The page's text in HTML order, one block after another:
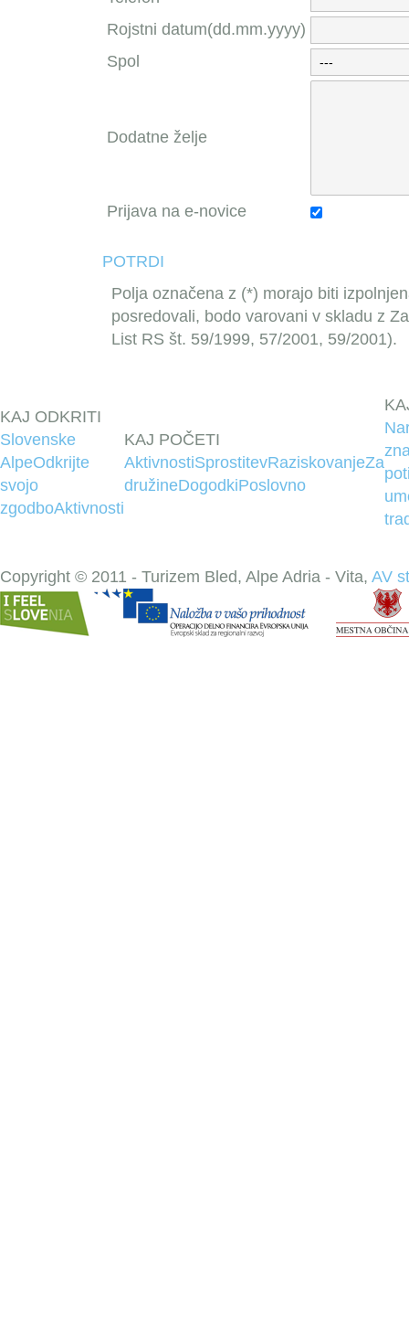
Rojstni datum(dd.mm.yyyy)
Spol
Dodatne želje
Prijava na e-novice
POTRDI
Polja označena z (*) morajo biti
posredovali, bodo varovani v skladu z
List RS št. 59/1999, 57/2001, 59/2001).
KAJ ODKRITI
Slovenske
AlpeOdkrijte
svojo
zgodboAktivnosti
KAJ POČETI
AktivnostiSprostitevRaziskovanjeZa
družineDogodkiPoslovno
Copyright © 2011 - Turizem Bled, Alpe Adria - Vita, AV